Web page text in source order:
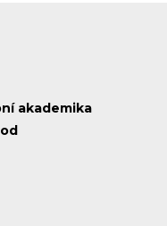
akademika